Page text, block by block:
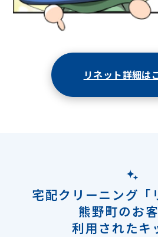
リネット詳細は
宅配クリーニング「
熊野町のお
利用されたキ